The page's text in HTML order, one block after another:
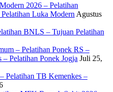
2026 – Pelatihan
Luka Modern Agustus
BNLS – Tujuan Pelatihan
– Pelatihan Ponek RS –
Pelatihan Ponek Jogja Juli 25,
Pelatihan TB Kemenkes –